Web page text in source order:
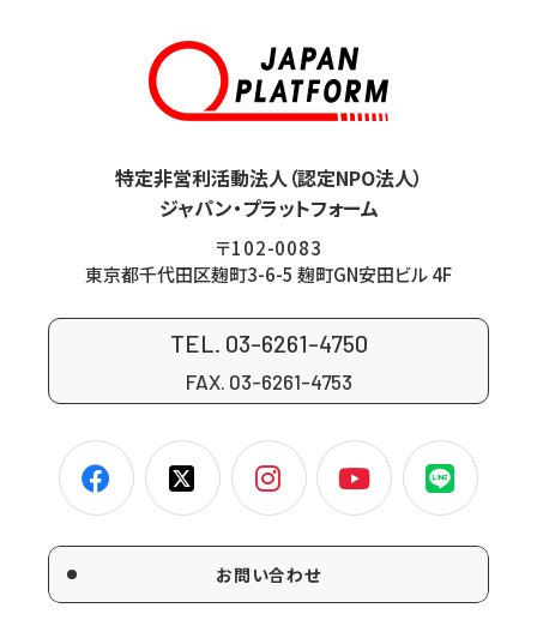
特定非営利活動法人（認定NPO法人）
ジャパン・プラットフォーム
〒102-0083
東京都千代田区麹町3-6-5 麹町GN安田ビル 4F
TEL. 03-6261-4750
FAX. 03-6261-4753
お問い合わせ